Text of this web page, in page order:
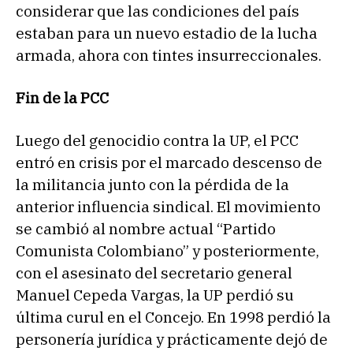
considerar que las condiciones del país
estaban para un nuevo estadio de la lucha
armada, ahora con tintes insurreccionales.
Fin de la PCC
Luego del genocidio contra la UP, el PCC
entró en crisis por el marcado descenso de
la militancia junto con la pérdida de la
anterior influencia sindical. El movimiento
se cambió al nombre actual “Partido
Comunista Colombiano” y posteriormente,
con el asesinato del secretario general
Manuel Cepeda Vargas, la UP perdió su
última curul en el Concejo. En 1998 perdió la
personería jurídica y prácticamente dejó de